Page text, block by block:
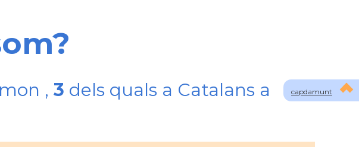
capdamunt
, 3 dels quals a Catalans a